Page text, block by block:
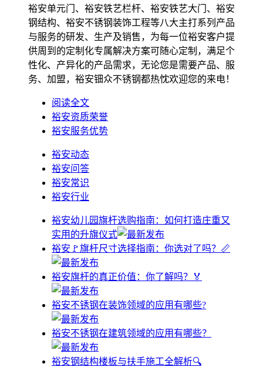
裕安单元门、裕安铁艺栏杆、裕安铁艺大门、裕安
钢结构、裕安不锈钢装饰工程等八大主打系列产品
与服务的研发、生产及销售，为每一位裕安客户提
供周到的定制化专属解决方案可随心定制，满足个
性化、产异化的产品需求，无论您是需要产品、服
务、加盟，裕安钿众不锈钢都热忱欢迎您的来电！
阅读全文
裕安资质荣誉
裕安服务优势
裕安动态
裕安问答
裕安常识
裕安行业
裕安幼儿园旗杆选购指南：如何打造庄重又
实用的升旗仪式
裕安🚩旗杆尺寸选择指南：你选对了吗？📏
裕安旗杆的真正价值：你了解吗？🏅
裕安不锈钢在装饰领域的应用有哪些?
裕安不锈钢在建筑领域的应用有哪些？
裕安钢结构楼板与扶手施工全解析🔍